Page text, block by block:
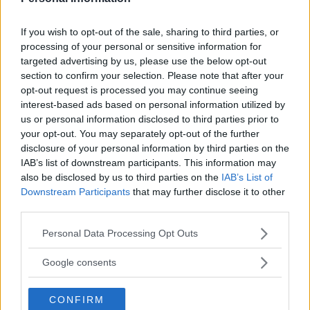
If you wish to opt-out of the sale, sharing to third parties, or
processing of your personal or sensitive information for
targeted advertising by us, please use the below opt-out
section to confirm your selection. Please note that after your
opt-out request is processed you may continue seeing
interest-based ads based on personal information utilized by
us or personal information disclosed to third parties prior to
your opt-out. You may separately opt-out of the further
disclosure of your personal information by third parties on the
IAB’s list of downstream participants. This information may
also be disclosed by us to third parties on the IAB’s List of
Downstream Participants that may further disclose it to other
Please note that this website/app uses one or more Google
not limited to your visit or usage behaviour. You may click to
use your data for below specified purposes in below Google
consent section.
Personal Data Processing Opt Outs
Google consents
CONFIRM
Läs Frias efterträdare!
Syreär Sveriges enda gröna dagstidning som
finns både digitalt och i tryck.
länge sedan när Grekland blev framför allt Tysklands
fiende.
Oviss framtid
I öst, i de gamla kommunistländerna, har det hänt en
hel del. Efter murens fall sågs Bryssel som en garant
mot korruption och maktmissbruk medan ”Bryssel” i
dag står för framför allt Tysklands och Frankrikes
som trots allt tar sig in i EU. Vi kan nog tala om en
”nationalisering” i motsats till federalisering. Och
synliga i Polen. Och det som förenar